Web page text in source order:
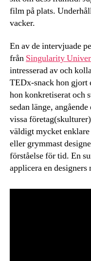
film på plats.
vacker.
En av de intervjuade
från Singularity
intresserad av och
TEDx-snack hon gjort
hon konkretiserat och
sedan länge,
vissa
väldigt mycket
eller grymmast
förståelse för tid. En
applicera en